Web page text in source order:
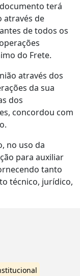
terá
através de
de todos os
do Frete.
através dos
da sua
dos
concordou com
no uso da
para auxiliar
tanto
técnico, jurídico,